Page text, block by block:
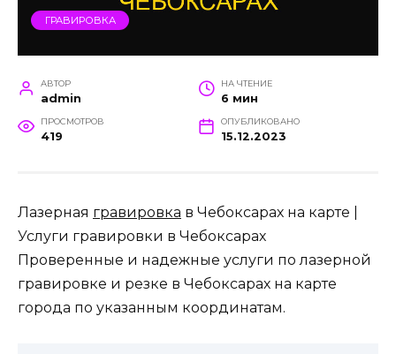
ГРАВИРОВКА
АВТОР
admin
НА ЧТЕНИЕ
6 мин
ПРОСМОТРОВ
419
ОПУБЛИКОВАНО
15.12.2023
Лазерная гравировка в Чебоксарах на карте |
Услуги гравировки в Чебоксарах
Проверенные и надежные услуги по лазерной
гравировке и резке в Чебоксарах на карте
города по указанным координатам.